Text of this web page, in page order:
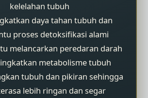
kelelahan tubuh
daya tahan tubuh dan
proses detoksifikasi alami
melancarkan peredaran darah
metabolisme tubuh
tubuh dan pikiran sehingga
lebih ringan dan segar